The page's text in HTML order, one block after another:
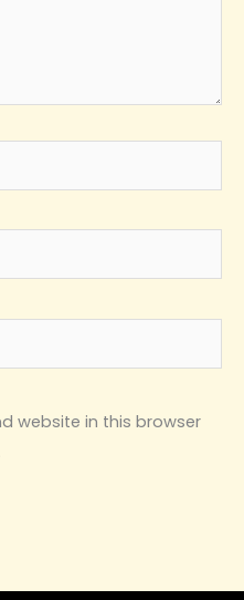
website in this browser